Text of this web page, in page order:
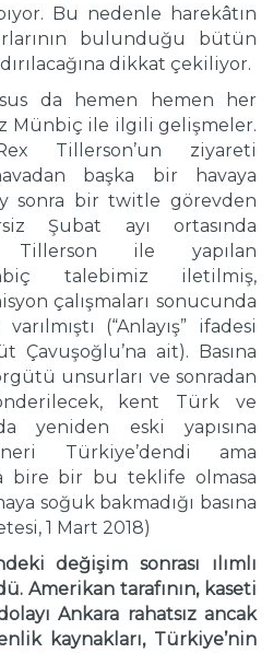
Bu nedenle harekâtın
bulunduğu bütün
dikkat çekiliyor.
da hemen hemen her
Münbiç ile ilgili gelişmeler.
Tillerson’un ziyareti
başka bir havaya
sonra bir twitle görevden
Şubat ayı ortasında
Tillerson ile yapılan
talebimiz iletilmiş,
çalışmaları sonucunda
(“Anlayış” ifadesi
Çavuşoğlu’na ait). Basına
unsurları ve sonradan
kent Türk ve
yeniden eski yapısına
Türkiye’dendi ama
bire bir bu teklife olmasa
soğuk bakmadığı basına
1 Mart 2018)
değişim sonrası ılımlı
Amerikan tarafının, kaseti
Ankara rahatsız ancak
kaynakları, Türkiye’nin